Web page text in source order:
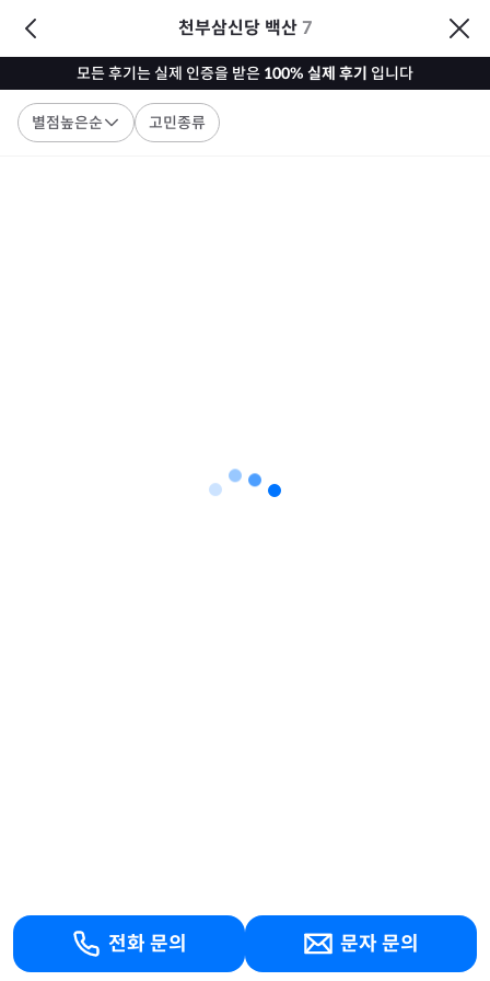
천부삼신당 백산 7
모든 후기는 실제 인증을 받은 100% 실제 후기 입니다
별점높은순 고민종류
전화 문의 문자 문의